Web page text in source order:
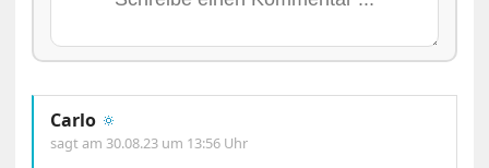
Carlo 🔅
sagt am 30.08.23 um 13:56 Uhr